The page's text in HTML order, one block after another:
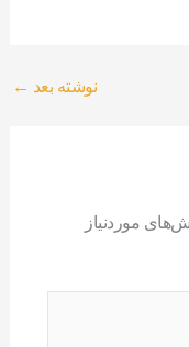
نوشته بعد ←
موردنیاز